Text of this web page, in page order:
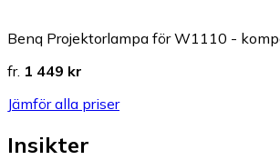
Benq Projektorlampa för W1110 -
fr. 1 449 kr
Jämför alla priser
Insikter